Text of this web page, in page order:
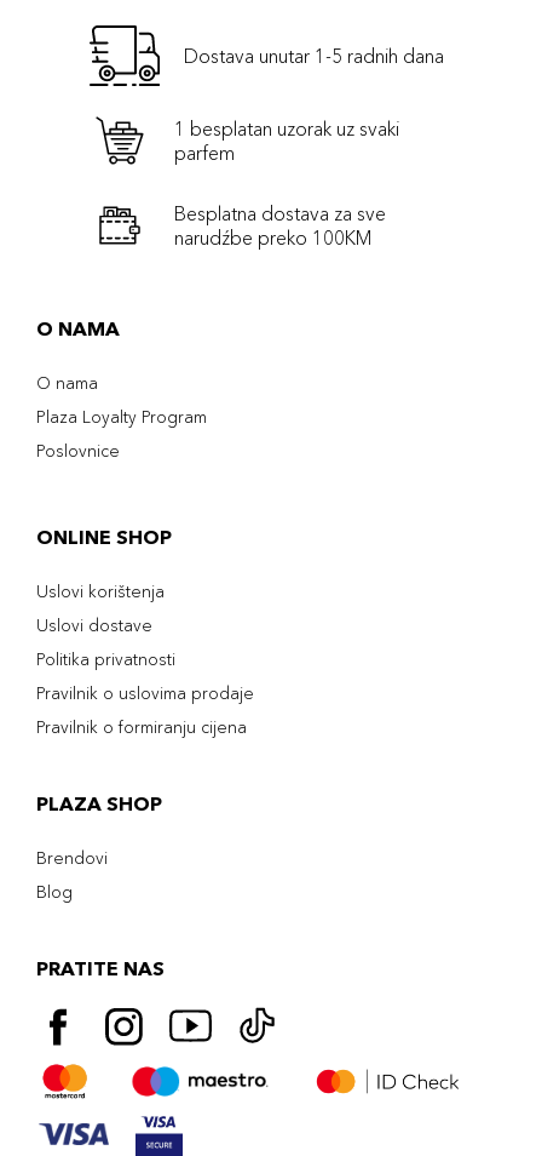
Dostava unutar 1-5 radnih dana
1 besplatan uzorak uz svaki
parfem
Besplatna dostava za sve
narudźbe preko 100KM
O NAMA
O nama
Plaza Loyalty Program
Poslovnice
ONLINE SHOP
Uslovi korištenja
Uslovi dostave
Politika privatnosti
Pravilnik o uslovima prodaje
Pravilnik o formiranju cijena
PLAZA SHOP
Brendovi
Blog
PRATITE NAS